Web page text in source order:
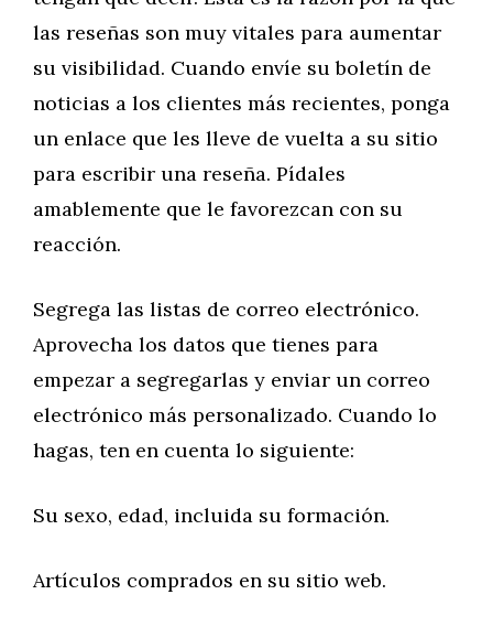
las reseñas son muy vitales para aumentar
su visibilidad. Cuando envíe su boletín de
noticias a los clientes más recientes, ponga
un enlace que les lleve de vuelta a su sitio
para escribir una reseña. Pídales
amablemente que le favorezcan con su
reacción.
Segrega las listas de correo electrónico.
Aprovecha los datos que tienes para
empezar a segregarlas y enviar un correo
electrónico más personalizado. Cuando lo
hagas, ten en cuenta lo siguiente:
Su sexo, edad, incluida su formación.
Artículos comprados en su sitio web.